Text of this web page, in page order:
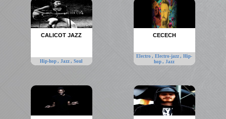
CALICOT JAZZ
Hip-hop,Jazz,Soul
CECECH
Electro,Electro-jazz,Hip-
hop,Jazz